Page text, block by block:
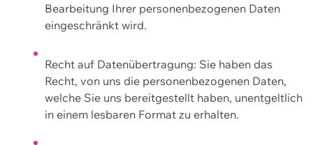
Bearbeitung Ihrer personenbezogenen Daten
eingeschränkt wird.
Recht auf Datenübertragung: Sie haben das
Recht, von uns die personenbezogenen Daten,
welche Sie uns bereitgestellt haben, unentgeltlich
in einem lesbaren Format zu erhalten.